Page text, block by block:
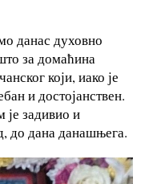
данас духовно
за домаћина
који, иако је
и достојанствен.
задивио и
до дана данашњега.